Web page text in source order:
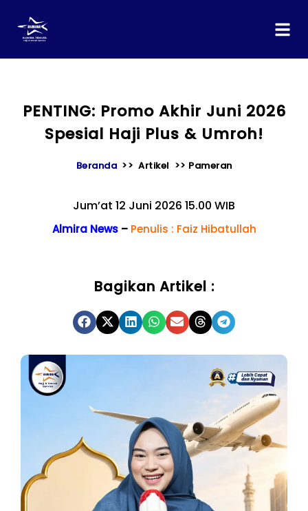
PENTING: Promo Akhir Juni 2026
Spesial Haji Plus & Umroh!
Beranda >> Artikel >> Pameran
Jum’at 12 Juni 2026 15.00 WIB
Almira News – Penulis : Faiz Hibatullah
Bagikan Artikel :